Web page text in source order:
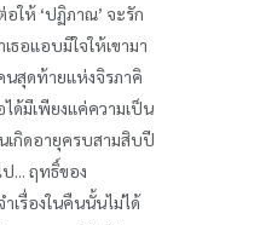
ให้ ‘ปฏิภาณ’ จะรัก
ธอแอบมีใจให้เขามา
สุดท้ายแห่งจิรภาคิ
ด้มีเพียงแค่ความเป็น
เกิดอายุครบสามสิบปี
... ฤทธิ์ของ
รื่องในคืนนั้นไม่ได้